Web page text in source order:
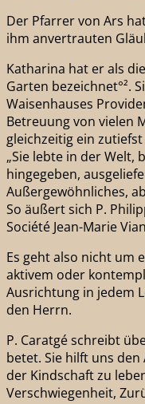
Der Pfarrer von Ars
ihm anvertrauten
Katharina hat er als
Garten bezeichnet°².
Waisenhauses
Betreuung von vielen
gleichzeitig ein
„Sie lebte in der Welt,
hingegeben,
Außergewöhnliches,
So äußert sich P.
Société Jean-Marie
Es geht also nicht um
aktivem oder
Ausrichtung in jedem
den Herrn.
P. Caratgé schreibt
betet. Sie hilft uns
der Kindschaft zu
Verschwiegenheit,